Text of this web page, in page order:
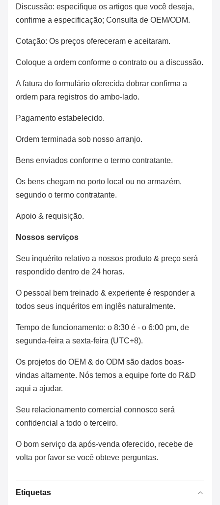
Discussão: especifique os artigos que você deseja,
confirme a especificação; Consulta de OEM/ODM.
Cotação: Os preços ofereceram e aceitaram.
Coloque a ordem conforme o contrato ou a discussão.
A fatura do formulário oferecida dobrar confirma a
ordem para registros do ambo-lado.
Pagamento estabelecido.
Ordem terminada sob nosso arranjo.
Bens enviados conforme o termo contratante.
Os bens chegam no porto local ou no armazém,
segundo o termo contratante.
Apoio & requisição.
Nossos serviços
Seu inquérito relativo a nossos produto & preço será
respondido dentro de 24 horas.
O pessoal bem treinado & experiente é responder a
todos seus inquéritos em inglês naturalmente.
Tempo de funcionamento: o 8:30 é - o 6:00 pm, de
segunda-feira a sexta-feira (UTC+8).
Os projetos do OEM & do ODM são dados boas-
vindas altamente. Nós temos a equipe forte do R&D
aqui a ajudar.
Seu relacionamento comercial connosco será
confidencial a todo o terceiro.
O bom serviço da após-venda oferecido, recebe de
volta por favor se você obteve perguntas.
Etiquetas